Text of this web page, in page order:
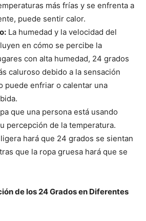
más frías y se enfrenta a
puede sentir calor.
La humedad y la velocidad del
en cómo se percibe la
con alta humedad, 24 grados
caluroso debido a la sensación
puede enfriar o calentar una
que una persona está usando
percepción de la temperatura.
hará que 24 grados se sientan
que la ropa gruesa hará que se
de los 24 Grados en Diferentes